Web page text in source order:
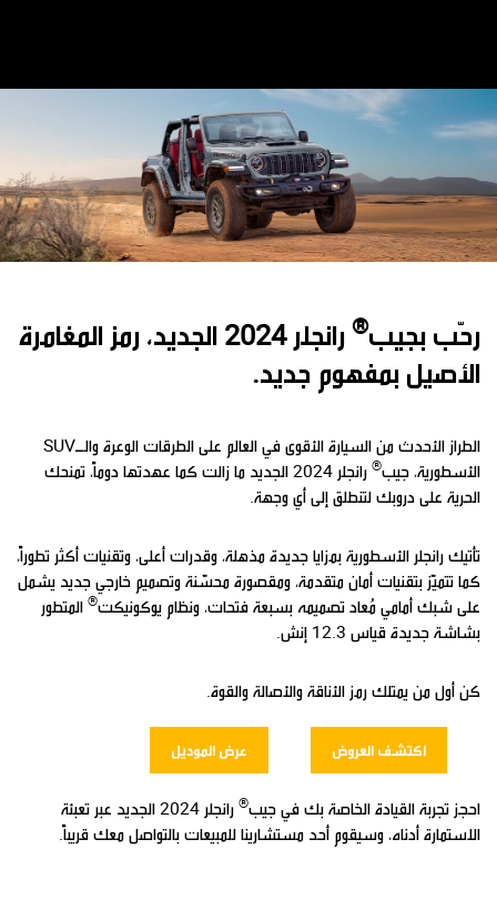
رحّب بجيب®
رانجلر 2024 الجديد، رمز المغامرة
الأصيل بمفهوم جديد.
الطراز الأحدث من السيارة الأقوى في العالم على الطرقات الوعرة والـSUV
الأسطورية، جيب®
رانجلر 2024 الجديد ما زالت كما عهدتها دوماً، تمنحك
الحرية على دروبك لتنطلق إلى أي وجهة.
تأتيك رانجلر الأسطورية بمزايا جديدة مذهلة، وقدرات أعلى، وتقنيات أكثر تطوراً،
كما تتميّز بتقنيات أمان متقدمة، ومقصورة محسّنة وتصميم خارجي جديد يشمل
على شبك أمامي مُعاد تصميمه بسبعة فتحات، ونظام يوكونيكت® المتطور
بشاشة جديدة قياس 12.3 إنش.
كن أول من يمتلك رمز الأناقة والأصالة والقوة.
اكتشف العروض عرض الموديل
احجز تجربة القيادة الخاصة بك في جيب®
رانجلر 2024 الجديد عبر تعبئة
الاستمارة أدناه، وسيقوم أحد مستشارينا للمبيعات بالتواصل معك قريباً.